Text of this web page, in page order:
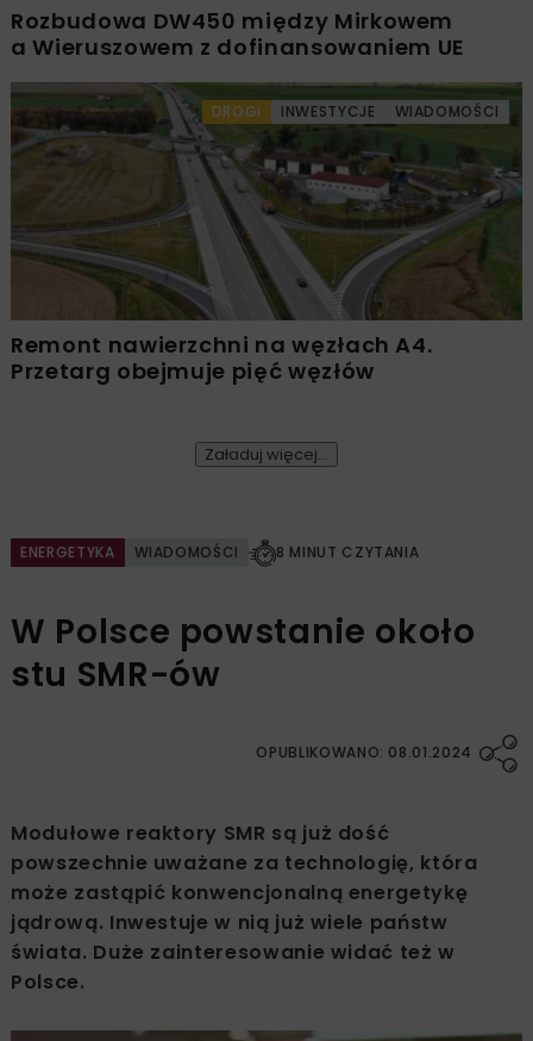
Rozbudowa DW450 między Mirkowem
a Wieruszowem z dofinansowaniem UE
DROGI INWESTYCJE WIADOMOŚCI
Remont nawierzchni na węzłach A4.
Przetarg obejmuje pięć węzłów
Załaduj więcej...
ENERGETYKA WIADOMOŚCI 8 MINUT CZYTANIA
W Polsce powstanie około
stu SMR-ów
OPUBLIKOWANO: 08.01.2024
Modułowe reaktory SMR są już dość
powszechnie uważane za technologię, która
może zastąpić konwencjonalną energetykę
jądrową. Inwestuje w nią już wiele państw
świata. Duże zainteresowanie widać też w
Polsce.